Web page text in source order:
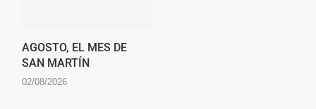
AGOSTO, EL MES DE
SAN MARTÍN
02/08/2026